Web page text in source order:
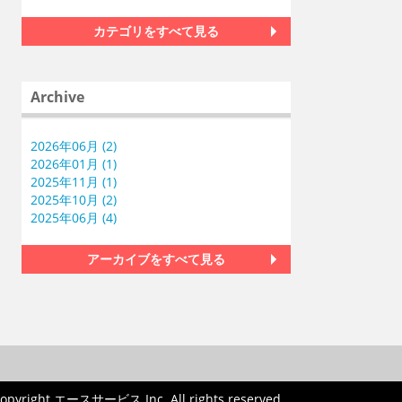
カテゴリをすべて見る
Archive
2026年06月 (2)
2026年01月 (1)
2025年11月 (1)
2025年10月 (2)
2025年06月 (4)
アーカイブをすべて見る